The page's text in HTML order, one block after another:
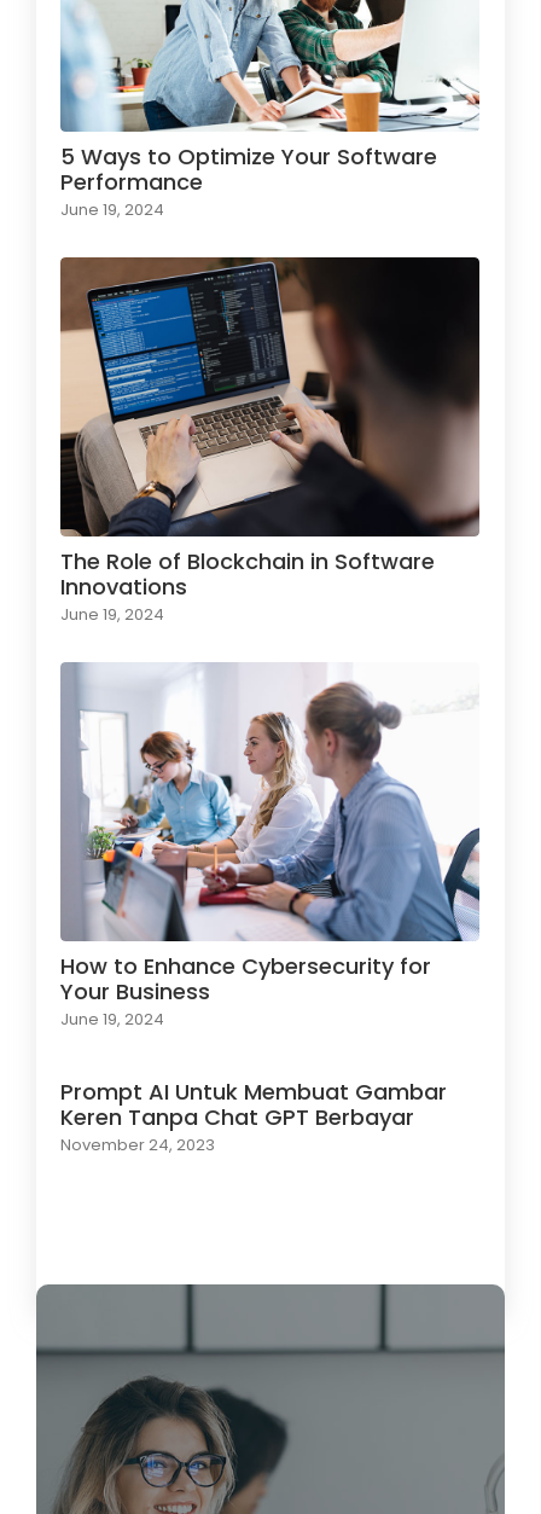
5 Ways to Optimize Your Software
Performance
June 19, 2024
The Role of Blockchain in Software
Innovations
June 19, 2024
How to Enhance Cybersecurity for
Your Business
June 19, 2024
Prompt AI Untuk Membuat Gambar
Keren Tanpa Chat GPT Berbayar
November 24, 2023